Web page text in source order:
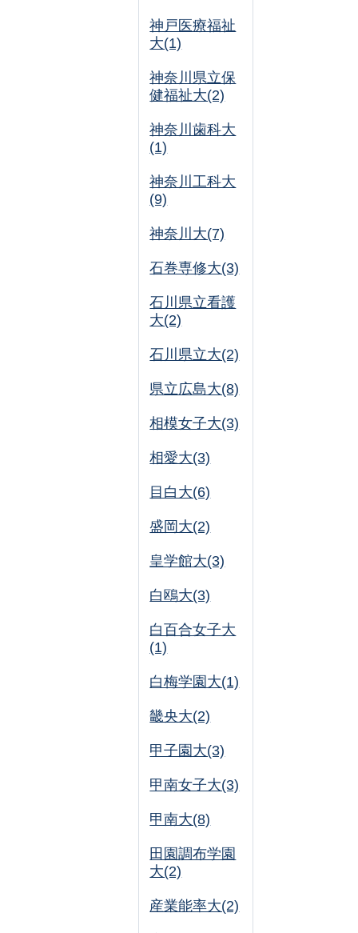
神戸医療福祉
大(1)
神奈川県立保
健福祉大(2)
神奈川歯科大
(1)
神奈川工科大
(9)
神奈川大(7)
石巻専修大(3)
石川県立看護
大(2)
石川県立大(2)
県立広島大(8)
相模女子大(3)
相愛大(3)
目白大(6)
盛岡大(2)
皇学館大(3)
白鴎大(3)
白百合女子大
(1)
白梅学園大(1)
畿央大(2)
甲子園大(3)
甲南女子大(3)
甲南大(8)
田園調布学園
大(2)
産業能率大(2)